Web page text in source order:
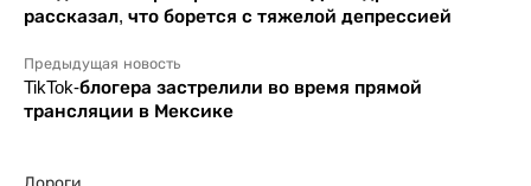
рассказал, что борется с тяжелой депрессией
Предыдущая новость
TikTok-блогера застрелили во время прямой
трансляции в Мексике